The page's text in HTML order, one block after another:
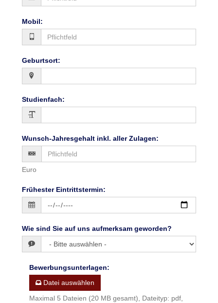
Mobil:
Geburtsort:
Studienfach:
Wunsch-Jahresgehalt inkl. aller Zulagen:
Euro
Frühester Eintrittstermin:
Wie sind Sie auf uns aufmerksam geworden?
Bewerbungsunterlagen:
Datei auswählen
Maximal 5 Dateien (20 MB gesamt), Dateityp: pdf,